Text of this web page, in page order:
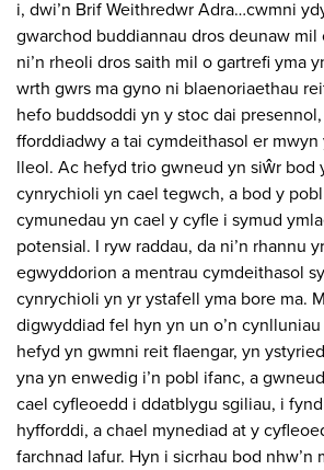
i, dwi’n Brif Weithredwr Adra…cwmni
gwarchod buddiannau dros deunaw
ni’n rheoli dros saith mil o gartrefi yma
wrth gwrs ma gyno ni blaenoriaethau
hefo buddsoddi yn y stoc dai
fforddiadwy a tai cymdeithasol er mwyn
lleol. Ac hefyd trio gwneud yn siŵr bod
cynrychioli yn cael tegwch, a bod y
cymunedau yn cael y cyfle i symud
potensial. I ryw raddau, da ni’n rhannu
egwyddorion a mentrau cymdeithasol
cynrychioli yn yr ystafell yma bore ma.
digwyddiad fel hyn yn un o’n
hefyd yn gwmni reit flaengar, yn
yna yn enwedig i’n pobl ifanc, a
cael cyfleoedd i ddatblygu sgiliau, i
hyfforddi, a chael mynediad at y
farchnad lafur. Hyn i sicrhau bod nhw’n